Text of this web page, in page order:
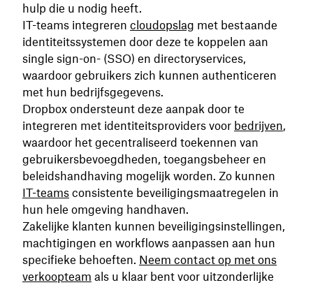
hulp die u nodig heeft.
IT-teams integreren cloudopslag met bestaande
identiteitssystemen door deze te koppelen aan
single sign-on- (SSO) en directoryservices,
waardoor gebruikers zich kunnen authenticeren
met hun bedrijfsgegevens.
Dropbox ondersteunt deze aanpak door te
integreren met identiteitsproviders voor bedrijven,
waardoor het gecentraliseerd toekennen van
gebruikersbevoegdheden, toegangsbeheer en
beleidshandhaving mogelijk worden. Zo kunnen
IT-teams consistente beveiligingsmaatregelen in
hun hele omgeving handhaven.
Zakelijke klanten kunnen beveiligingsinstellingen,
machtigingen en workflows aanpassen aan hun
specifieke behoeften. Neem contact op met ons
verkoopteam als u klaar bent voor uitzonderlijke